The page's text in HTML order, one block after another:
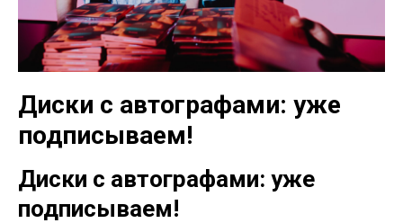
Диски с автографами: уже
подписываем!
Диски с автографами: уже
подписываем!